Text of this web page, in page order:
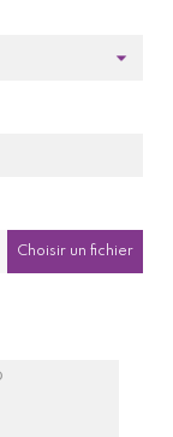
Choisir un fichier